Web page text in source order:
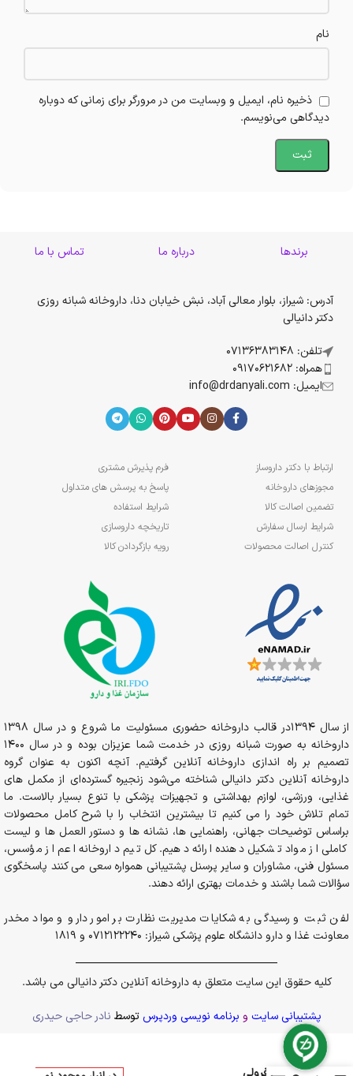
نام
ذخیره نام، ایمیل و وبسایت من در مرورگر برای زمانی که دوباره
دیدگاهی می‌نویسم.
برندها درباره ما تماس با ما
آدرس: شیراز، بلوار معالی آباد، نبش خیابان دنا، داروخانه شبانه روزی
دکتر دانیالی
تلفن: 07136383148
همراه: 09170621682
ایمیل: info@drdanyali.com
ارتباط با دکتر داروساز
مجوزهای داروخانه
تضمین اصالت کالا
شرایط ارسال سفارش
کنترل اصالت محصولات
فرم پذیرش مشتری
پاسخ به پرسش های متداول
شرایط استفاده
تاریخچه داروسازی
رویه بازگردادن کالا
از سال 1394در قالب داروخانه حضوری مسئولیت ما شروع و در سال 1398
داروخانه به صورت شبانه روزی در خدمت شما عزیزان بوده و در سال 1400
تصمیم بر راه اندازی داروخانه آنلاین گرفتیم. آنچه اکنون به عنوان گروه
داروخانه آنلاین دکتر دانیالی شناخته می‌شود زنجیره گسترده‌ای از مکمل های
غذایی، ورزشی، لوازم بهداشتی و تجهیزات پزشکی با تنوع بسیار بالاست. ما
تمام تلاش خود را می کنیم تا بیشترین انتخاب را با شرح کامل محصولات
براساس توضیحات جهانی، راهنمایی ها، نشانه ها و دستور العمل ها و لیست
کاملی از مواد تشکیل دهنده ارائه دهیم. کل تیم داروخانه اعم از مؤسس،
مسئول فنی، مشاوران و سایر پرسنل پشتیبانی همواره سعی می کنند پاسخگوی
سؤالات شما باشند و خدمات بهتری ارائه دهند.
لفن ثبت و رسیدگی به شکایات مدیریت نظارت بر امور دارو و مواد مخدر
معاونت غذا و دارو دانشگاه علوم پزشکی شیراز: 0712122240 و 1819
کلیه حقوق این سایت متعلق به داروخانه آنلاین دکتر دانیالی می باشد.
پشتیبانی سایت و برنامه نویسی وردپرس توسط نادر حاجی حیدری